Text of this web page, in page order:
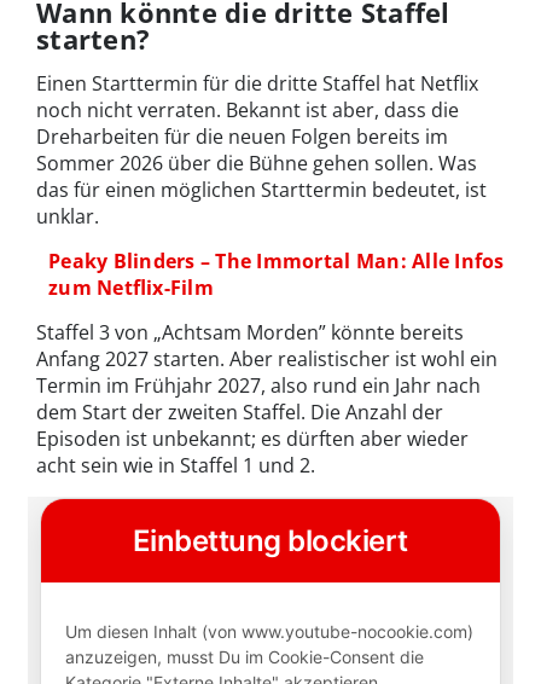
Wann könnte die dritte Staffel
starten?
Einen Starttermin für die dritte Staffel hat Netflix
noch nicht verraten. Bekannt ist aber, dass die
Dreharbeiten für die neuen Folgen bereits im
Sommer 2026 über die Bühne gehen sollen. Was
das für einen möglichen Starttermin bedeutet, ist
unklar.
Peaky Blinders – The Immortal Man: Alle Infos
zum Netflix-Film
Staffel 3 von „Achtsam Morden” könnte bereits
Anfang 2027 starten. Aber realistischer ist wohl ein
Termin im Frühjahr 2027, also rund ein Jahr nach
dem Start der zweiten Staffel. Die Anzahl der
Episoden ist unbekannt; es dürften aber wieder
acht sein wie in Staffel 1 und 2.